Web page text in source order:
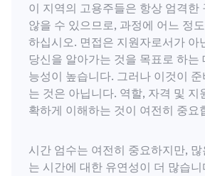
이 지역의 고용주들은 항상 엄격한
않을 수 있으므로, 과정에 어느 정
하십시오. 면접은 지원자로서가 아
당신을 알아가는 것을 목표로 하는
능성이 높습니다. 그러나 이것이
는 것은 아닙니다. 역할, 자격 및 지
확하게 이해하는 것이 여전히 중요
시간 엄수는 여전히 중요하지만,
는 시간에 대한 유연성이 더 많습